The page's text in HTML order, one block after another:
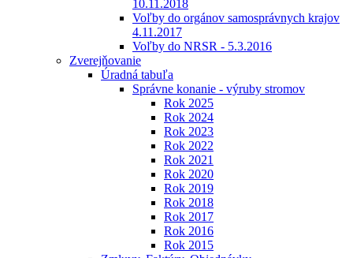
10.11.2018
Voľby do orgánov samosprávnych krajov
4.11.2017
Voľby do NRSR - 5.3.2016
Zverejňovanie
Úradná tabuľa
Správne konanie - výruby stromov
Rok 2025
Rok 2024
Rok 2023
Rok 2022
Rok 2021
Rok 2020
Rok 2019
Rok 2018
Rok 2017
Rok 2016
Rok 2015